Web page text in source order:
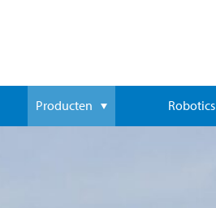
Producten Robotics